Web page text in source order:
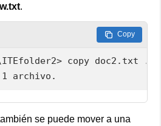
.
Copy
copy doc2.txt
archivo.
se puede mover a una